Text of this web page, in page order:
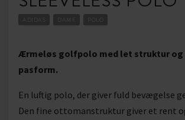
DAME
Ærmeløs golfpolo med let struktur og
pasform.
En luftig polo, der giver fuld bevægelse
Den fine ottomanstruktur giver et rent